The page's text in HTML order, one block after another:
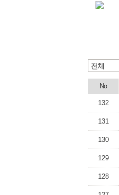
전체
No
132
131
130
129
128